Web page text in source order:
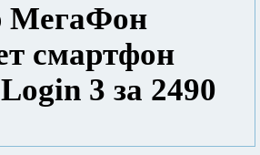
МегаФон
смартфон
3 за 2490